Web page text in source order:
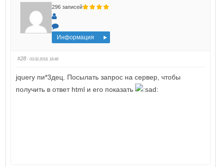
296 записей
Информация
#28 · 03.02.2018, 18:48
jquery пи*3дец. Посылать запрос на сервер, чтобы
получить в ответ html и его показать